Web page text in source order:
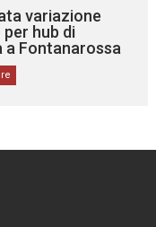
variazione
per hub di
a Fontanarossa